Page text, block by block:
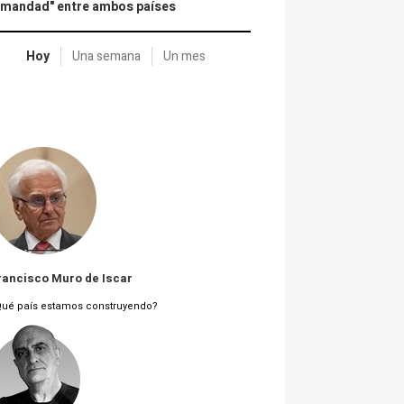
entre ambos países
Hoy Una semana Un mes
Muro de Iscar
país estamos construyendo?